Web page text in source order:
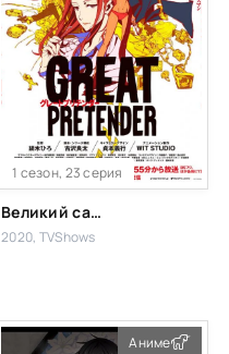
1 сезон, 23 серия
Великий самозванец
2020, TVShows
Аниме